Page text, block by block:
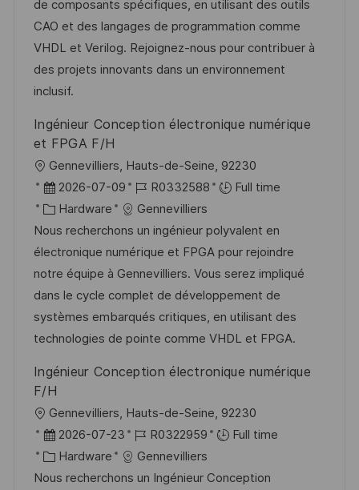
o
n
d
D
a
t
e
g
o
r
y
de composants spécifiques, en utilisant des outils
CAO et des langages de programmation comme
VHDL et Verilog. Rejoignez-nous pour contribuer à
des projets innovants dans un environnement
inclusif.
Ingénieur Conception électronique numérique
et FPGA F/H
L
o
c
a
t
i
o
n
Gennevilliers, Hauts-de-Seine, 92230
P
o
s
t
e
d
D
a
e
2026-07-09
J
o
b
I
d
R0332588
Full time
C
a
t
e
g
o
r
Hardware
Gennevilliers
Nous recherchons un ingénieur polyvalent en
électronique numérique et FPGA pour rejoindre
notre équipe à Gennevilliers. Vous serez impliqué
dans le cycle complet de développement de
systèmes embarqués critiques, en utilisant des
technologies de pointe comme VHDL et FPGA.
Ingénieur Conception électronique numérique
F/H
L
o
c
a
Gennevilliers, Hauts-de-Seine, 92230
P
o
s
2026-07-23
J
o
b
R0322959
Full time
C
a
Hardware
Gennevilliers
Nous recherchons un Ingénieur Conception